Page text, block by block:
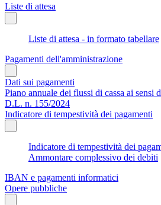
Liste di attesa
Liste di attesa - in formato tabellare
Pagamenti dell'amministrazione
Dati sui pagamenti
Piano annuale dei flussi di cassa ai sensi
D.L. n. 155/2024
Indicatore di tempestività dei pagamenti
Indicatore di tempestività dei
Ammontare complessivo dei debiti
IBAN e pagamenti informatici
Opere pubbliche